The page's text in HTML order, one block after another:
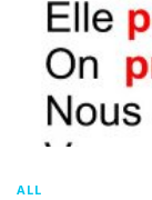
ALL